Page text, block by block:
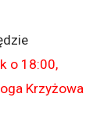
o 18:00,
Krzyżowa